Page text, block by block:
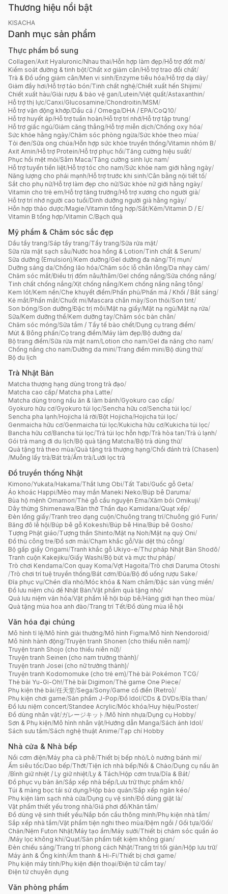
Thương hiệu nổi bật
KISACHA
Danh mục sản phẩm
Thực phẩm bổ sung
Collagen/Axit Hyaluronic/Nhau thai/Hỗn hợp làm đẹp/Hỗ trợ đốt mỡ/
Kiểm soát đường & tinh bột/Chất xơ giảm cân/Hỗ trợ trao đổi chất/
Trà & Đồ uống giảm cân/Men vi sinh/Enzyme tiêu hóa/Hỗ trợ dạ dày/
Giảm đầy hơi/Hỗ trợ táo bón/Tinh chất nghệ/Chiết xuất hến Shijimi/
Chiết xuất hàu/Giải rượu & bảo vệ gan/Lutein/Việt quất/Astaxanthin/
Hỗ trợ thị lực/Canxi/Glucosamine/Chondroitin/MSM/
Hỗ trợ vận động khớp/Dầu cá / Omega/DHA / EPA/CoQ10/
Hỗ trợ huyết áp/Hỗ trợ tuần hoàn/Hỗ trợ trí nhớ/Hỗ trợ tập trung/
Hỗ trợ giấc ngủ/Giảm căng thẳng/Hỗ trợ miễn dịch/Chống oxy hóa/
Sức khỏe hằng ngày/Chăm sóc phòng ngừa/Sức khỏe theo mùa/
Tỏi đen/Sữa ong chúa/Hỗn hợp sức khỏe truyền thống/Vitamin nhóm B/
Axit Amin/Hỗ trợ Protein/Hỗ trợ phục hồi/Tăng cường hiệu suất/
Phục hồi mệt mỏi/Sâm Maca/Tăng cường sinh lực nam/
Hỗ trợ tuyến tiền liệt/Hỗ trợ tóc cho nam/Sức khỏe nam giới hằng ngày/
Năng lượng cho phái mạnh/Hỗ trợ trước khi sinh/Cân bằng nội tiết tố/
Sắt cho phụ nữ/Hỗ trợ làm đẹp cho nữ/Sức khỏe nữ giới hằng ngày/
Vitamin cho trẻ em/Hỗ trợ tăng trưởng/Hỗ trợ xương cho người già/
Hỗ trợ trí nhớ người cao tuổi/Dinh dưỡng người già hằng ngày/
Hỗn hợp thảo dược/Magie/Vitamin tổng hợp/Sắt/Kẽm/Vitamin D / E/
Vitamin B tổng hợp/Vitamin C/Bạch quả
Mỹ phẩm & Chăm sóc sắc đẹp
Dầu tẩy trang/Sáp tẩy trang/Tẩy trang/Sữa rửa mặt/
Sữa rửa mặt sạch sâu/Nước hoa hồng & Lotion/Tinh chất & Serum/
Sữa dưỡng (Emulsion)/Kem dưỡng/Gel dưỡng đa năng/Trị mụn/
Dưỡng sáng da/Chống lão hóa/Chăm sóc lỗ chân lông/Da nhạy cảm/
Chăm sóc mắt/Điều trị đốm nâu/thâm/Gel chống nắng/Sữa chống nắng/
Tinh chất chống nắng/Xịt chống nắng/Kem chống nắng nâng tông/
Kem lót/Kem nền/Che khuyết điểm/Phấn phủ/Phấn má / Khối / Bắt sáng/
Kẻ mắt/Phấn mắt/Chuốt mi/Mascara chân mày/Son thỏi/Son tint/
Son bóng/Son dưỡng/Đặc trị môi/Mặt nạ giấy/Mặt nạ ngủ/Mặt nạ rửa/
Sữa/Kem dưỡng thể/Kem dưỡng tay/Chăm sóc bàn chân/
Chăm sóc móng/Sữa tắm / Tẩy tế bào chết/Dụng cụ trang điểm/
Mút & Bông phấn/Cọ trang điểm/Máy làm đẹp/Bộ dưỡng da/
Bộ trang điểm/Sữa rửa mặt nam/Lotion cho nam/Gel đa năng cho nam/
Chống nắng cho nam/Dưỡng da mini/Trang điểm mini/Bộ dùng thử/
Bộ du lịch
Trà Nhật Bản
Matcha thượng hạng dùng trong trà đạo/
Matcha cao cấp/ Matcha pha Latte/
Matcha dùng trong nấu ăn & làm bánh/Gyokuro cao cấp/
Gyokuro hữu cơ/Gyokuro túi lọc/Sencha hữu cơ/Sencha túi lọc/
Sencha pha lạnh/Hojicha lá rời/Bột Hojicha/Hojicha túi lọc/
Genmaicha hữu cơ/Genmaicha túi lọc/Kukicha hữu cơ/Kukicha túi lọc/
Bancha hữu cơ/Bancha túi lọc/Trà túi lọc hỗn hợp/Trà hòa tan/Trà ủ lạnh/
Gói trà mang đi du lịch/Bộ quà tặng Matcha/Bộ trà dùng thử/
Quà tặng trà theo mùa/Quà tặng trà thượng hạng/Chổi đánh trà (Chasen)
/Muỗng lấy trà/Bát trà/Ấm trà/Lưới lọc trà
Đồ truyền thống Nhật
Kimono/Yukata/Hakama/Thắt lưng Obi/Tất Tabi/Guốc gỗ Geta/
Áo khoác Happi/Mèo may mắn Maneki Neko/Búp bê Daruma/
Bùa hộ mệnh Omamori/Thẻ gỗ cầu nguyện Ema/Xăm bói Omikuji/
Dây thừng Shimenawa/Bàn thờ Thần đạo Kamidana/Quạt xếp/
Đèn lồng giấy/Tranh treo dạng cuộn/Chuông trang trí/Chuông gió Furin/
Băng đô lễ hội/Búp bê gỗ Kokeshi/Búp bê Hina/Búp bê Gosho/
Tượng Phật giáo/Tượng thần Shinto/Mặt nạ Noh/Mặt nạ quỷ Oni/
Đồ thủ công tre/Đồ sơn mài/Chạm khắc gỗ/Vải dệt thủ công/
Bộ gấp giấy Origami/Tranh khắc gỗ Ukiyo-e/Thư pháp Nhật Bản Shodō/
Tranh cuộn Kakejiku/Giấy Washi/Bộ bút và mực thư pháp/
Trò chơi Kendama/Con quay Koma/Vợt Hagoita/Trò chơi Daruma Otoshi
/Trò chơi trí tuệ truyền thống/Bát cơm/Đũa/Bộ đồ uống rượu Sake/
Đĩa phục vụ/Chén dĩa nhỏ/Móc khóa & Nam châm/Đặc sản vùng miền/
Đồ lưu niệm chủ đề Nhật Bản/Vật phẩm quà tặng nhỏ/
Quà lưu niệm văn hóa/Vật phẩm lễ hội búp bê/Hàng giới hạn theo mùa/
Quà tặng mùa hoa anh đào/Trang trí Tết/Đồ dùng mùa lễ hội
Văn hóa đại chúng
Mô hình tỉ lệ/Mô hình giải thưởng/Mô hình Figma/Mô hình Nendoroid/
Mô hình hành động/Truyện tranh Shonen (cho thiếu niên nam)/
Truyện tranh Shojo (cho thiếu niên nữ)/
Truyện tranh Seinen (cho nam trưởng thành)/
Truyện tranh Josei (cho nữ trưởng thành)/
Truyện tranh Kodomomuke (cho trẻ em)/Thẻ bài Pokémon TCG/
Thẻ bài Yu-Gi-Oh!/Thẻ bài Digimon/Thẻ game One Piece/
Phụ kiện thẻ bài/任天堂/Sega/Sony/Game cổ điển (Retro)/
Phụ kiện chơi game/Sản phẩm J-Pop/Đồ Idol/CDs & DVDs/Đĩa than/
Đồ lưu niệm concert/Standee Acrylic/Móc khóa/Huy hiệu/Poster/
Đồ dùng nhân vật/ガレージキット /Mô hình nhựa/Dụng cụ Hobby/
Sơn & Phụ kiện/Mô hình nhân vật/Hướng dẫn Manga/Sách ảnh Idol/
Sách sưu tầm/Sách nghệ thuật Anime/Tạp chí Hobby
Nhà cửa & Nhà bếp
Nồi cơm điện/Máy pha cà phê/Thiết bị bếp nhỏ/Lò nướng bánh mì/
Ấm siêu tốc/Dao bếp/Thớt/Tiện ích nhà bếp/Nồi & Chảo/Dụng cụ nấu ăn
/Bình giữ nhiệt / Ly giữ nhiệt/Ly & Tách/Hộp cơm trưa/Dĩa & Bát/
Đồ phục vụ bàn ăn/Sắp xếp nhà bếp/Lưu trữ thực phẩm khô/
Túi & màng bọc tái sử dụng/Hộp bảo quản/Sắp xếp ngăn kéo/
Phụ kiện làm sạch nhà cửa/Dụng cụ vệ sinh/Đồ dùng giặt là/
Vật phẩm thiết yếu trong nhà/Giá phơi đồ/Khăn tắm/
Đồ dùng vệ sinh thiết yếu/Nắp bồn cầu thông minh/Phụ kiện nhà tắm/
Sắp xếp nhà tắm/Vật phẩm tiện nghi theo mùa/Đệm ngồi / Gối tựa/Gối/
Chăn/Nệm Futon Nhật/Máy tạo ẩm/Máy sưởi/Thiết bị chăm sóc quần áo
/Máy lọc không khí/Quạt/Sản phẩm tiết kiệm không gian/
Đèn chiếu sáng/Trang trí phong cách Nhật/Trang trí tối giản/Hộp lưu trữ/
Máy ảnh & Ống kính/Âm thanh & Hi-Fi/Thiết bị chơi game/
Phụ kiện máy tính/Phụ kiện điện thoại/Điện tử cầm tay/
Điện tử chuyên dụng
Văn phòng phẩm